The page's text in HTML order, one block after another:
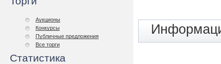
Аукционы
Конкурсы
Публичные предложения
Все торги
Статистика